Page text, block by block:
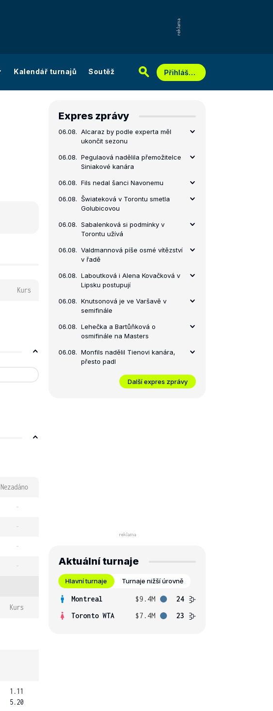
Kalendář turnajů Soutěž Přihlášení
Kurs
Nezadáno
-
-
-
-
Kurs
1.11
5.20
Expres zprávy
06.08. Alcaraz by podle experta měl
ukončit sezonu
06.08. Pegulaová nadělila přemožitelce
Siniakové kanára
06.08. Fils nedal šanci Navonemu
06.08. Šwiateková v Torontu smetla
Golubicovou
06.08. Sabalenková si podmínky v
Torontu užívá
06.08. Valdmannová píše osmé vítězství
v řadě
06.08. Laboutková i Alena Kovačková v
Lipsku postupují
06.08. Knutsonová je ve Varšavě v
semifinále
06.08. Lehečka a Bartůňková o
osmifinále na Masters
06.08. Monfils nadělil Tienovi kanára,
přesto padl
Další expres zprávy
Aktuální turnaje
Hlavní turnaje Turnaje nižší úrovně
Montreal $9.4M
24
Toronto WTA
$7.4M 23